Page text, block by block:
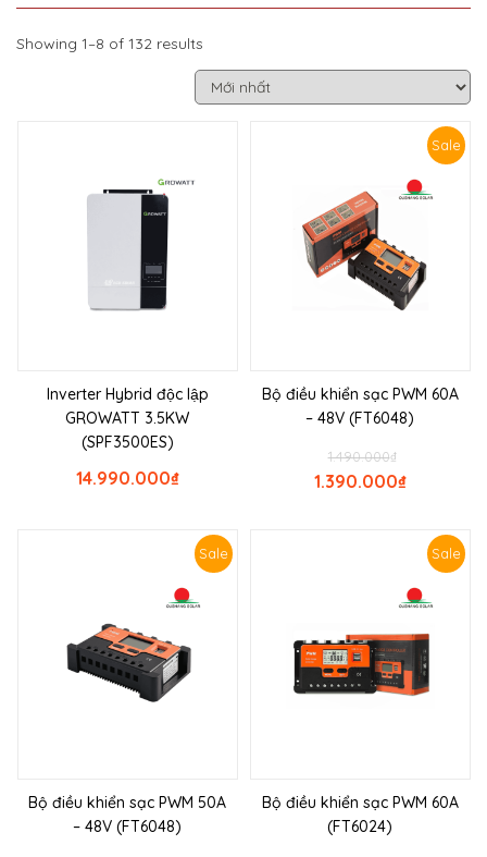
Showing 1–8 of 132 results
Inverter Hybrid độc lập
GROWATT 3.5KW
(SPF3500ES)
₫
14.990.000
Sale
Bộ điều khiển sạc PWM 60A
– 48V (FT6048)
₫
1.490.000
₫
1.390.000
Sale
Bộ điều khiển sạc PWM 50A
– 48V (FT6048)
Sale
Bộ điều khiển sạc PWM 60A
(FT6024)